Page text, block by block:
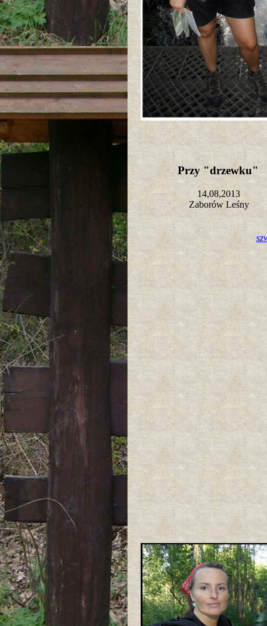
Przy "drzewku"
14,08,2013
Zaborów Leśny